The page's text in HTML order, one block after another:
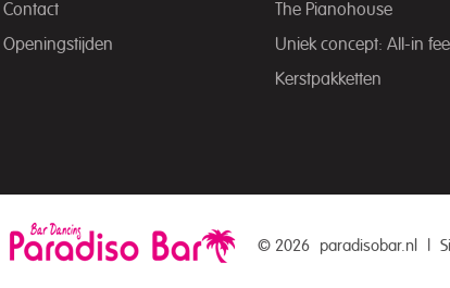
Contact
Openingstijden
The Pianohouse
Uniek concept: All-in
Kerstpakketten
© 2026 paradisobar.nl